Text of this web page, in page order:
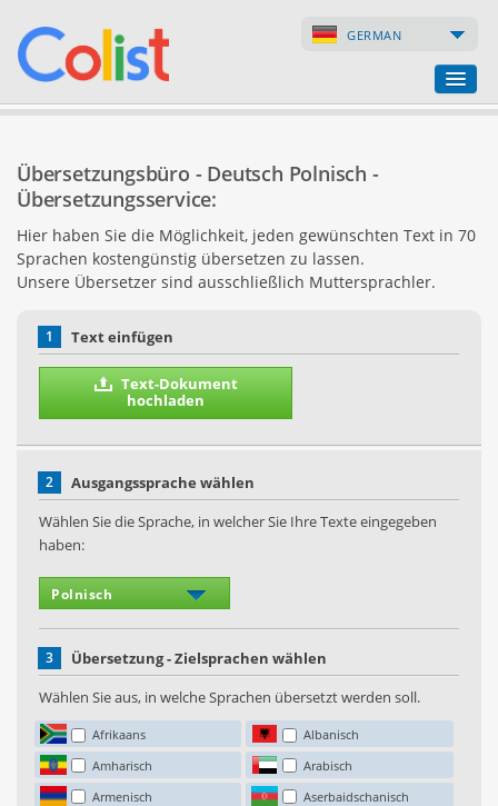
GERMAN
Firmenverzeichnis
Webseiten
Internet-Shops
Übersetzungsbüro - Deutsch Polnisch -
Übersetzungsservice:
Hier haben Sie die Möglichkeit, jeden gewünschten Text in 70
Sprachen kostengünstig übersetzen zu lassen.
Unsere Übersetzer sind ausschließlich Muttersprachler.
1 Text einfügen
Text-Dokument
hochladen
2
Ausgangssprache wählen
Wählen Sie die Sprache, in welcher Sie Ihre Texte eingegeben
haben:
3
Übersetzung - Zielsprachen wählen
Wählen Sie aus, in welche Sprachen übersetzt werden soll.
Afrikaans
Albanisch
Amharisch
Arabisch
Armenisch
Aserbaidschanisch